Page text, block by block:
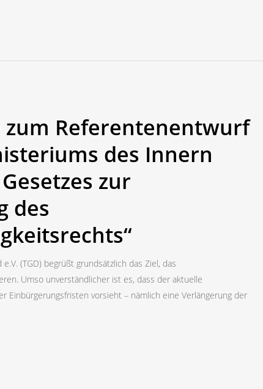
zum Referentenentwurf
des Innern
zur
des
(TGD) begrüßt grundsätzlich das Ziel, das
Umso unverständlicher ist es, dass der aktuelle
Einbürgerungsfristen vorsieht – nämlich eine Verlängerung der